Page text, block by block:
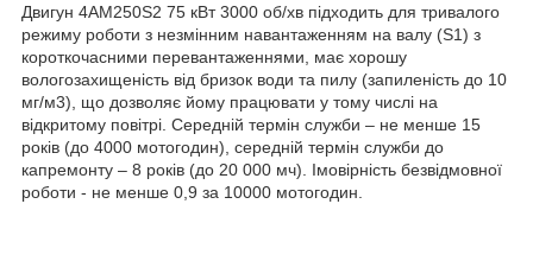
Двигун 4АМ250S2 75 кВт 3000 об/хв підходить для тривалого
режиму роботи з незмінним навантаженням на валу (S1) з
короткочасними перевантаженнями, має хорошу
вологозахищеність від бризок води та пилу (запиленість до 10
мг/м3), що дозволяє йому працювати у тому числі на
відкритому повітрі. Середній термін служби – не менше 15
років (до 4000 мотогодин), середній термін служби до
капремонту – 8 років (до 20 000 мч). Імовірність безвідмовної
роботи - не менше 0,9 за 10000 мотогодин.